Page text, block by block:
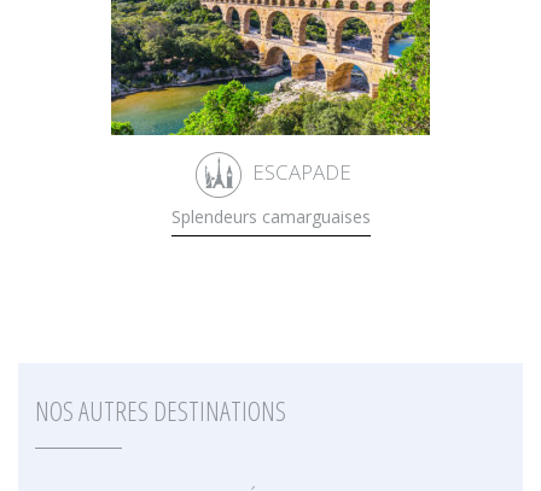
ESCAPADE
Splendeurs camarguaises
NOS AUTRES DESTINATIONS